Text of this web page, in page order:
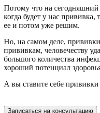
Потому что на
когда будет у нас
ее и потом уже решим.
Но, на самом деле,
прививкам, человечеству
большого количества
хороший потенциал
А вы ставите себе прививки
Записаться на консультацию